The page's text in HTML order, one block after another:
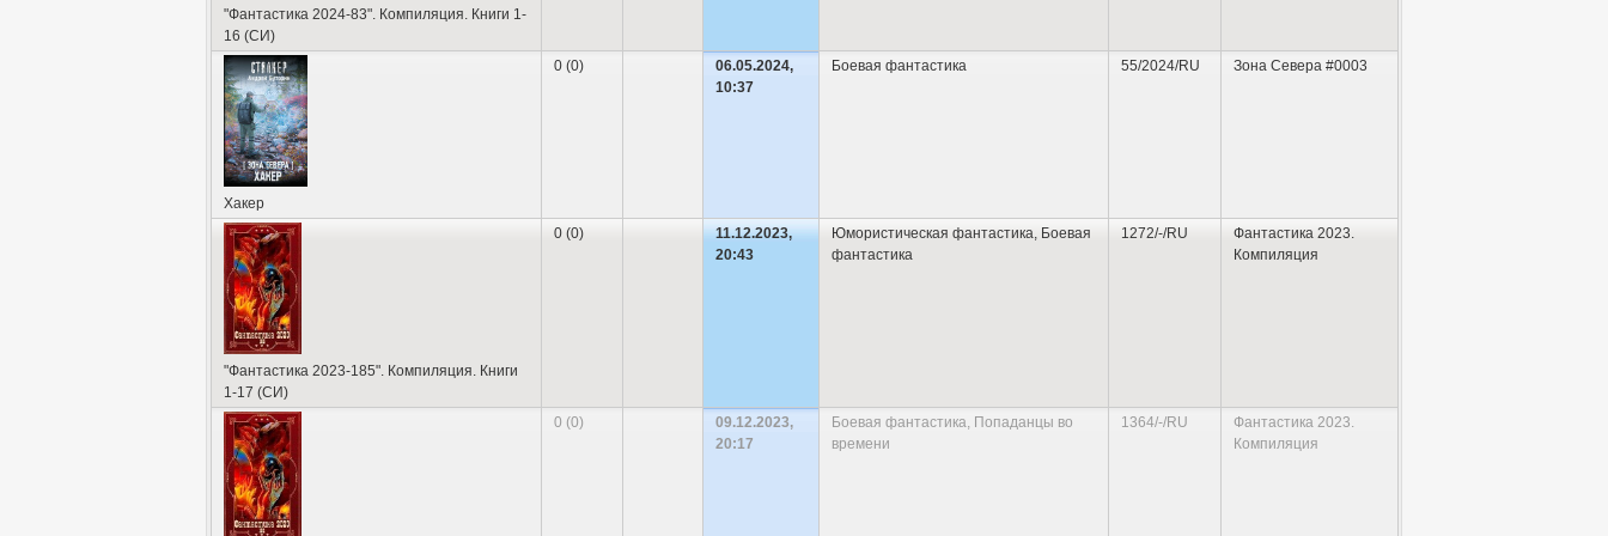
загрязнённомпромышленными отходами
После написания второго романа последовал длительный перерыв в литературном творчестве Андрея Буторина — примерно десять лет.
В конце 1990-х годов Буторин начинает серьёзно заниматься литературным творчеством, однако нигде не публикует свои
произведения — их читают лишь родные и близкие. Вскоре Буторин решил представить свои произведения для общего обозрения, чтобы
услышать критику, которая, по его мнению, совершенствует писателя. Он опубликовал свои краткие рассказы в Интернете и получил
несколько позитивных отзывов. Андрей Русланович продолжил писать.
В начале 2000-х Буторин впервые отправляет некоторые свои произведения в редакции нескольких журналов, публикующих фантастику.
Первым опубликованным стал рассказ «Мать космонавта», который был издан в
имели место ещё более полутора десятков журнальных публикаций, в том числе — в зарубежных
(Великобритания,США,Канада,Украина
Первым изданным романом Буторина стала книга «Работа над ошибками (Puzzle)», подготовленная к изданию в
выпущенная в московском издательстве «
другие романы Буторина. Писатель принял участие в таких литературных проектах как «
"Фантастика 2024-83". Компиляция. Книги 1-
16 (СИ)
Хакер
0 (0)
06.05.2024,
10:37
Боевая фантастика 55/2024/RU Зона Севера #0003
"Фантастика 2023-185". Компиляция. Книги
1-17 (СИ)
0 (0)
11.12.2023,
20:43
Юмористическая фантастика Боевая
фантастика
1272/-/RU
Фантастика 2023.
Компиляция
0 (0)
09.12.2023,
20:17
Боевая фантастика Попаданцы во
времени
1364/-/RU
Фантастика 2023.
Компиляция